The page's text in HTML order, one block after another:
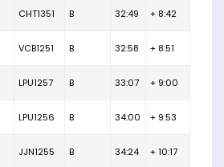
CHT1351 B 32:49 + 8:42
VCB1251 B 32:58 + 8:51
LPU1257 B 33:07 + 9:00
LPU1256 B 34:00 + 9:53
JJN1255 B 34:24 + 10:17